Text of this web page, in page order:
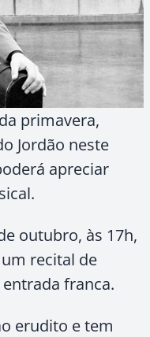
primavera,
Jordão neste
apreciar
outubro, às 17h,
recital de
franca.
erudito e tem